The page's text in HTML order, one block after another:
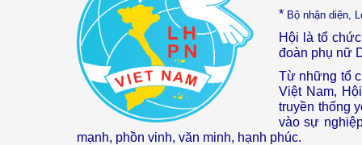
* Bộ nhận diện,
Hội là tổ
đoàn phụ nữ
Từ những tổ
Việt Nam,
truyền thống
vào sự
mạnh, phồn vinh, văn minh, hạnh phúc.